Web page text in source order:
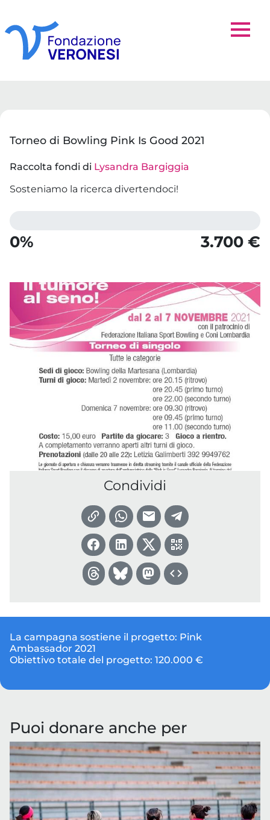
Torneo di Bowling Pink Is Good 2021
Raccolta fondi di Lysandra Bargiggia
Sosteniamo la ricerca divertendoci!
0% 3.700 €
Condividi
La campagna sostiene il progetto: Pink
Ambassador 2021
Obiettivo totale del progetto: 120.000 €
Puoi donare anche per